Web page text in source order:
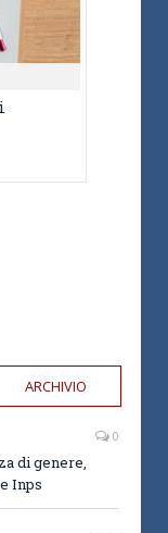
ARCHIVIO
0
di genere,
Inps